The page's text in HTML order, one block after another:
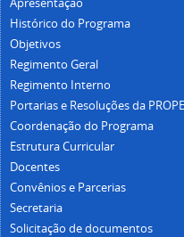
Histórico do Programa
Objetivos
Regimento Geral
Regimento Interno
Portarias e Resoluções da
Coordenação do Programa
Estrutura Curricular
Docentes
Convênios e Parcerias
Secretaria
Solicitação de documentos